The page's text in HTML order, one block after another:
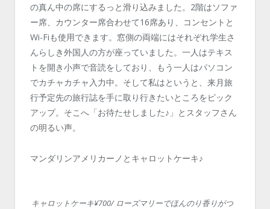
の真ん中の席にするっと滑り込みました。2階はソファ
ー席、カウンター席合わせて16席あり、コンセントと
Wi-Fiも使用できます。窓側の両端にはそれぞれ学生さ
んらしき外国人の方が座っていました。一人はテキス
トを開き小声で音読をしており、もう一人はパソコン
でカチャカチャ入力中。そして私はというと、来月旅
行予定先の旅行誌を手に取り行きたいところをピック
アップ。そこへ「お待たせしました♪」とスタッフさん
の明るい声。
マンダリンアメリカーノとキャロットケーキ♪
キャロットケーキ¥700/ ローズマリーでほんのり香りがつ